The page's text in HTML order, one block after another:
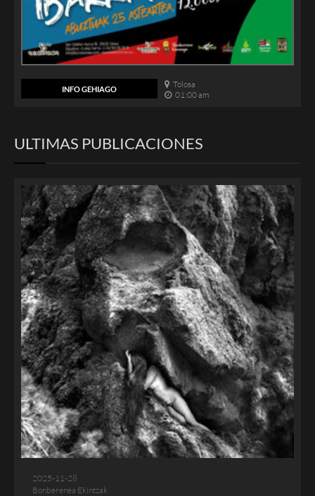
INFO GEHIAGO
Tolosa
01:00 am
ULTIMAS PUBLICACIONES
2025-11-28
Bonberenea Ekintzak